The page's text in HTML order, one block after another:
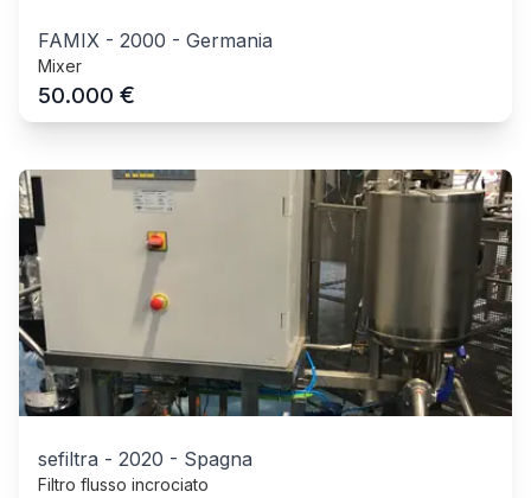
FAMIX - 2000 - Germania
Mixer
50.000 €
sefiltra - 2020 - Spagna
Filtro flusso incrociato